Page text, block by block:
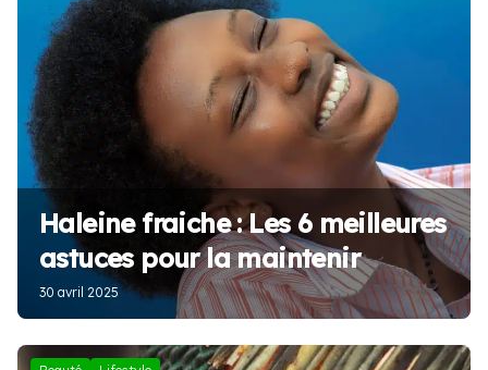
Haleine fraiche : Les 6 meilleures
astuces pour la maintenir
30 avril 2025